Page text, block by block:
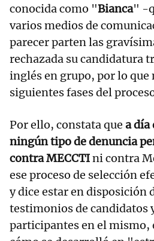
conocida como "Bianca" -
varios medios de
parecer parten las
rechazada su candidatura
inglés en grupo, por lo que
siguientes fases del
Por ello, constata que a día
ningún tipo de denuncia
contra MECCTIni contra
ese proceso de selección
y dice estar en disposición
testimonios de candidatos
participantes en el mismo,